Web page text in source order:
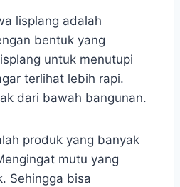
lisplang adalah
bentuk yang
untuk menutupi
terlihat lebih rapi.
dari bawah bangunan.
produk yang banyak
mutu yang
Sehingga bisa